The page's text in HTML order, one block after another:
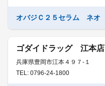
オバジＣ２５セラム ネオ
ゴダイドラッグ 江本店
兵庫県豊岡市江本４９７-１
TEL: 0796-24-1800